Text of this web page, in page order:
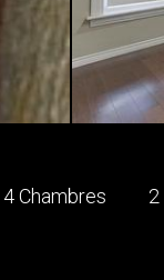
4 Chambres 2